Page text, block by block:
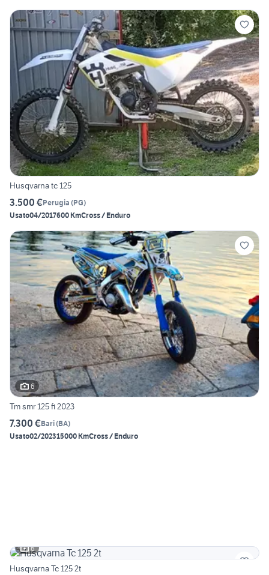
Husqvarna tc 125
3.500 €Perugia (PG)
Usato04/2017600 KmCross / Enduro
6
Tm smr 125 fi 2023
7.300 €Bari(BA)
Usato02/202315000 KmCross / Enduro
6
Husqvarna Tc 125 2t